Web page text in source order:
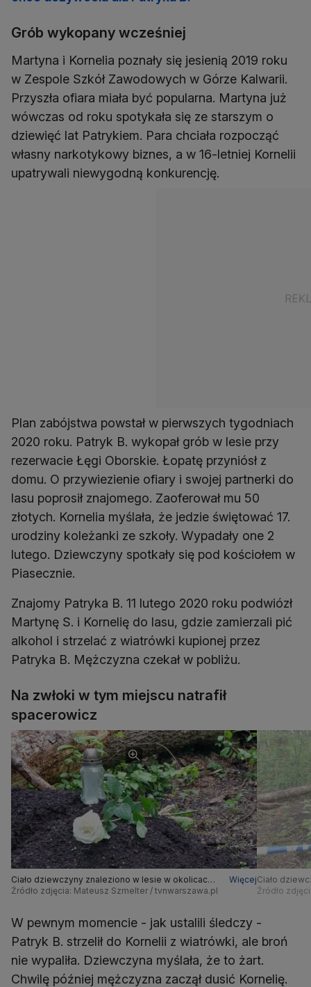
Grób wykopany wcześniej
Martyna i Kornelia poznały się jesienią 2019 roku
w Zespole Szkół Zawodowych w Górze Kalwarii.
Przyszła ofiara miała być popularna. Martyna już
wówczas od roku spotykała się ze starszym o
dziewięć lat Patrykiem. Para chciała rozpocząć
własny narkotykowy biznes, a w 16-letniej Kornelii
upatrywali niewygodną konkurencję.
Plan zabójstwa powstał w pierwszych tygodniach
2020 roku. Patryk B. wykopał grób w lesie przy
rezerwacie Łęgi Oborskie. Łopatę przyniósł z
domu. O przywiezienie ofiary i swojej partnerki do
lasu poprosił znajomego. Zaoferował mu 50
złotych. Kornelia myślała, że jedzie świętować 17.
urodziny koleżanki ze szkoły. Wypadały one 2
lutego. Dziewczyny spotkały się pod kościołem w
Piasecznie.
Znajomy Patryka B. 11 lutego 2020 roku podwiózł
Martynę S. i Kornelię do lasu, gdzie zamierzali pić
alkohol i strzelać z wiatrówki kupionej przez
Patryka B. Mężczyzna czekał w pobliżu.
Na zwłoki w tym miejscu natrafił
spacerowicz
Ciało dziewczyny znaleziono w lesie w okolicach
Konstancina
Więcej
Źródło zdjęcia: Mateusz Szmelter / tvnwarszawa.pl
Ciało
Konstancina
Źródło
W pewnym momencie - jak ustalili śledczy -
Patryk B. strzelił do Kornelii z wiatrówki, ale broń
nie wypaliła. Dziewczyna myślała, że to żart.
Chwilę później mężczyzna zaczął dusić Kornelię.